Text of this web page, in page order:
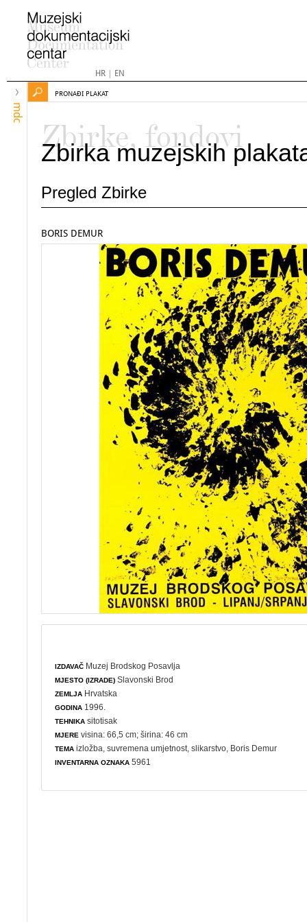
HR| EN
mdc
PRONAĐI PLAKAT
Zbirke, fondovi
Zbirka muzejskih
Pregled Zbirke
BORIS DEMUR
IZDAVAČ Muzej Brodskog Posavlja
MJESTO (IZRADE) Slavonski Brod
ZEMLJA Hrvatska
GODINA 1996.
TEHNIKA sitotisak
MJERE visina: 66,5 cm; širina: 46 cm
TEMA izložba ,suvremena umjetnost ,slikarstvo , Boris Demur
INVENTARNA OZNAKA 5961